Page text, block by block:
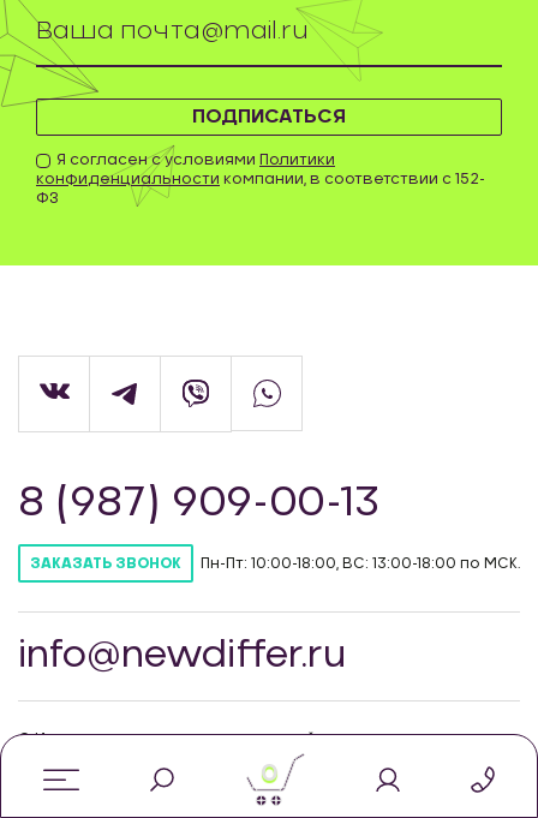
ПОДПИСАТЬСЯ
Я согласен с условиями Политики
конфиденциальности компании, в соответствии с 152-
ФЗ
8 (987) 909-00-13
ЗАКАЗАТЬ ЗВОНОК Пн-Пт: 10:00-18:00, ВС: 13:00-18:00 по МСК.
info@newdiffer.ru
© Интернет-магазин автозапчастей для
Политика конфиденцильности
Соглашение об использовании cookie-файлов
Публичная оферта
0